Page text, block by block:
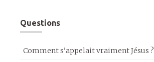
Questions
Comment s’appelait vraiment Jésus ?